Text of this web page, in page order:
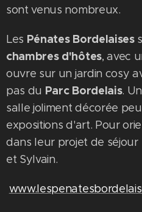
sont venus nombreux.
Les Pénates Bordelaises
chambres d'hôtes, avec
ouvre sur un jardin cosy
pas du Parc Bordelais.
salle joliment décorée
expositions d'art. Pour
dans leur projet de
et Sylvain.